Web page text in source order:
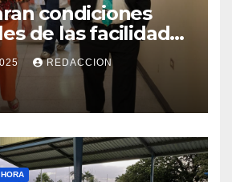
condiciones
de las facilidades
de la Salud
REDACCION